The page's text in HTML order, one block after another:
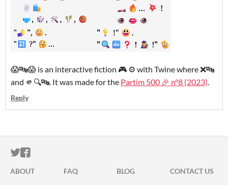
😱🔤😱 is an interactive fiction 🎮 ⚙️ with Twine where ❌🔤
and 🫵🔍🔤. It was made for the Partim 500 🎉 n°8 (2023).
Reply
ITCH.IO ON TWITTER
ITCH.IO ON FACEBOOK
ABOUT FAQ BLOG
CONTACT US